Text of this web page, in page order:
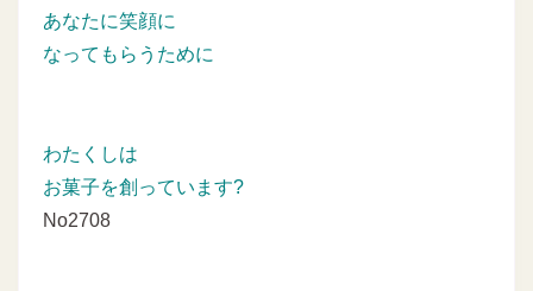
あなたに笑顔に
なってもらうために
わたくしは
お菓子を創っています?
No2708